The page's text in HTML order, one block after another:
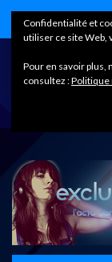
Confidentialité et
utiliser ce site Web,
Pour en savoir plus,
consultez :Politique